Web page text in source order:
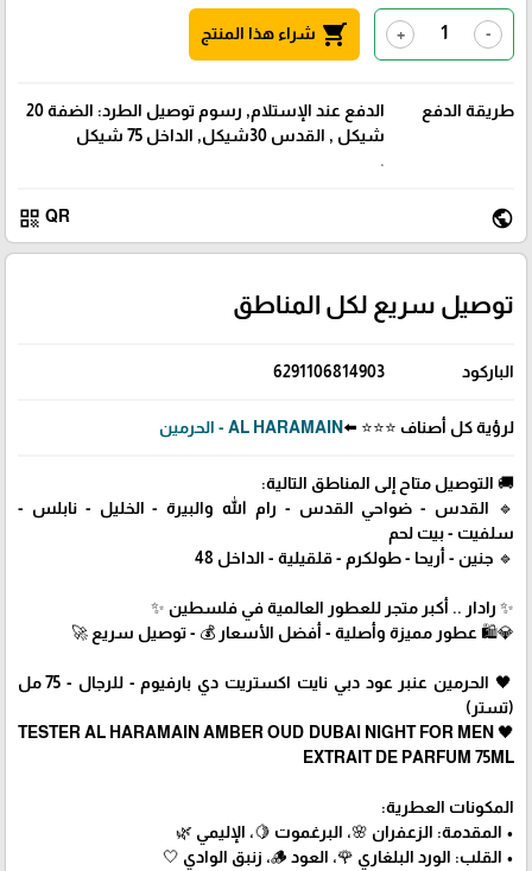
-
+
shopping_cart شراء هذا المنتج
طريقة الدفع
الدفع عند الإستلام, رسوم توصيل الطرد: الضفة 20
شيكل , القدس 30شيكل, الداخل 75 شيكل
.
public
QR
qr_code
توصيل سريع لكل المناطق
الباركود 6291106814903
لرؤية كل أصناف ⭐⭐⭐ ⬅️AL HARAMAIN - الحرمين
🚚 التوصيل متاح إلى المناطق التالية:
🔹 القدس - ضواحي القدس - رام الله والبيرة - الخليل - نابلس -
سلفيت - بيت لحم
🔹 جنين - أريحا - طولكرم - قلقيلية - الداخل 48
✨ رادار .. أكبر متجر للعطور العالمية في فلسطين ✨
💎🛍️ عطور مميزة وأصلية - أفضل الأسعار 💰 - توصيل سريع 🚀
🖤 الحرمين عنبر عود دبي نايت اكستريت دي بارفيوم - للرجال - 75 مل
(تستر)
🖤 TESTER AL HARAMAIN AMBER OUD DUBAI NIGHT FOR MEN
EXTRAIT DE PARFUM 75ML
المكونات العطرية:
• المقدمة: الزعفران 🌸، البرغموت 🍋، الإليمي 🌿
• القلب: الورد البلغاري 🌹، العود 🪵، زنبق الوادي 🤍